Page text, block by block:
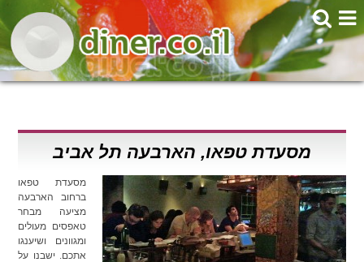
מסעדת טפאו, הארבעה תל אביב
מסעדת טפאו
ברחוב הארבעה
מציעה מבחר
טאפסים מעולים
ומגוונים ושיענגו
אתכם. ישבנו על